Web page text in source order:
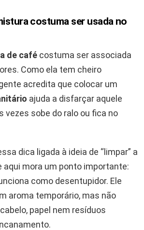
costuma ser usada no
de café costuma ser associada
Como ela tem cheiro
acredita que colocar um
ajuda a disfarçar aquele
vezes sobe do ralo ou fica no
dica ligada à ideia de “limpar” a
aqui mora um ponto importante:
como desentupidor. Ele
aroma temporário, mas não
papel nem resíduos